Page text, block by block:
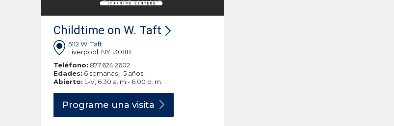
Childtime on W. Taft
5112 W. Taft
Liverpool, NY 13088
Teléfono: 877.624.2602
Edades: 6 semanas - 5 años
Abierto: L-V, 6:30 a. m.- 6:00 p. m.
Programe una visita